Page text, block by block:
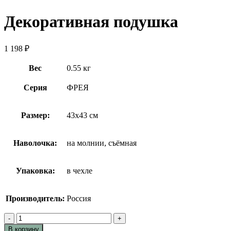
Декоративная подушка
1 198 ₽
Вес 0.55 кг
Серия ФРЕЯ
Размер: 43х43 см
Наволочка: на молнии, съёмная
Упаковка: в чехле
Производитель: Россия
Количество
товара
В корзину